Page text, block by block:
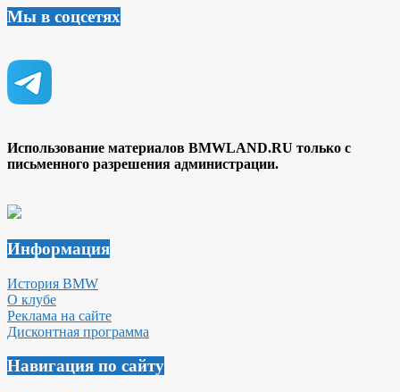
Мы в соцсетях
Использование материалов BMWLAND.RU только с
письменного разрешения администрации.
Информация
История BMW
О клубе
Реклама на сайте
Дисконтная программа
Навигация по сайту